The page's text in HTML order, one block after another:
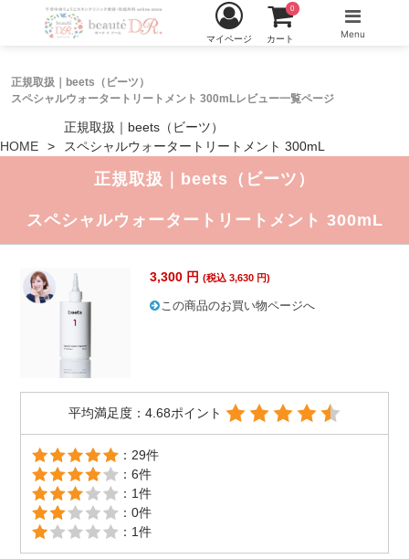
正規取扱｜beets（ビーツ）
スペシャルウォータートリートメント 300mLレビュー一覧ページ
マイページ カート
0
Menu
HOME
正規取扱｜beets（ビーツ）
スペシャルウォータートリートメント 300mL
正規取扱｜beets（ビーツ）
スペシャルウォータートリートメント 300mL
3,300 円 (税込 3,630 円)
この商品のお買い物ページへ
平均満足度：4.68ポイント
：29件
：6件
：1件
：0件
：1件